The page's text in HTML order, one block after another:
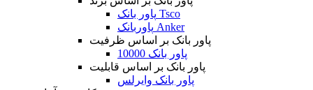
پاور بانک Tsco
پاوربانک Anker
پاور بانک بر اساس ظرفیت
پاور بانک 10000
پاور بانک بر اساس قابلیت
پاور بانک وایرلس